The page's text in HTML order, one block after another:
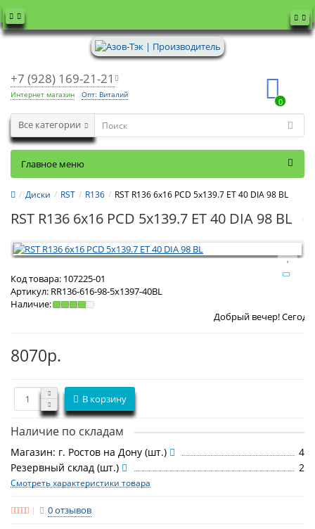
+7 (928) 169-21-21
Интернет магазин Опт: Виталий
0
Все категории
Главное меню
Диски RST R136 RST R136 6x16 PCD 5x139.7 ET 40 DIA 98 BL
RST R136 6x16 PCD 5x139.7 ET 40 DIA 98 BL
Код товара: 107225-01
Артикул: RR136-616-98-5x1397-40BL
Наличие:
Добрый вечер! СегодняПятница 7
8070р.
В корзину
Наличие по складам
Магазин: г. Ростов на Дону (шт.)
4
Резервный склад (шт.)
2
Смотреть характеристики товара
0 отзывов